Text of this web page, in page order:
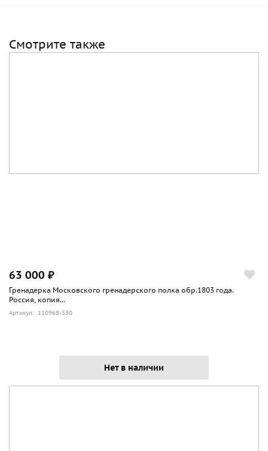
Смотрите также
63 000 ₽
Гренадерка Московского гренадерского полка обр.1803 года.
Россия, копия...
Артикул: 110968-530
Нет в наличии